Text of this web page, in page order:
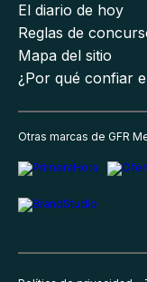
El diario de hoy
Reglas de
Mapa del sitio
¿Por qué confiar
Otras marcas de GFR